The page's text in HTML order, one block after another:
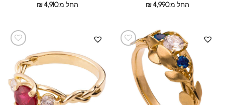
החל מ:
₪4,990
החל מ:
₪4,910